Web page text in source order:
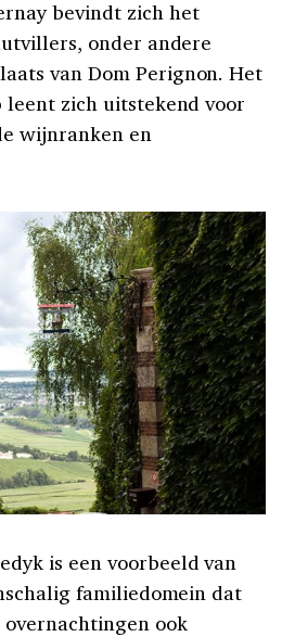
bevindt zich het
onder andere
van Dom Perignon. Het
leent zich uitstekend voor
wijnranken en
is een voorbeeld van
familiedomein dat
ook